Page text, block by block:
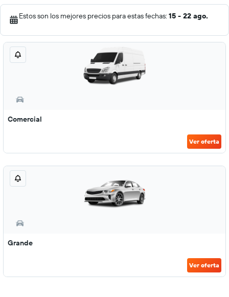
Estos son los mejores precios para estas fechas: 15 - 22 ago.
Comercial
Ver oferta
Grande
Ver oferta